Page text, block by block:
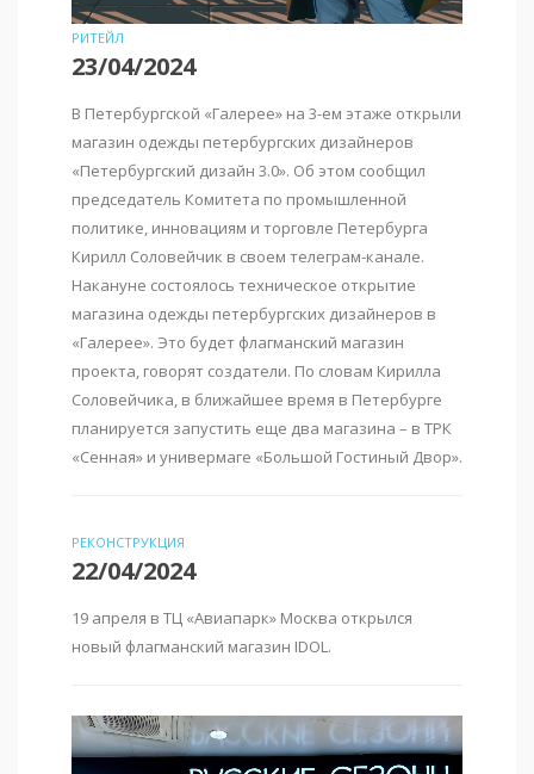
РИТЕЙЛ
23/04/2024
В Петербургской «Галерее» на 3-ем этаже открыли
магазин одежды петербургских дизайнеров
«Петербургский дизайн 3.0». Об этом сообщил
председатель Комитета по промышленной
политике, инновациям и торговле Петербурга
Кирилл Соловейчик в своем телеграм-канале.
Накануне состоялось техническое открытие
магазина одежды петербургских дизайнеров в
«Галерее». Это будет флагманский магазин
проекта, говорят создатели. По словам Кирилла
Соловейчика, в ближайшее время в Петербурге
планируется запустить еще два магазина – в ТРК
«Сенная» и универмаге «Большой Гостиный Двор».
РЕКОНСТРУКЦИЯ
22/04/2024
19 апреля в ТЦ «Авиапарк» Москва открылся
новый флагманский магазин IDOL.